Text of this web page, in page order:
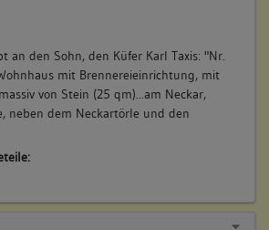
an den Sohn, den Küfer Karl Taxis: "Nr.
mit Brennereieinrichtung, mit
von Stein (25 qm)...am Neckar,
neben dem Neckartörle und den